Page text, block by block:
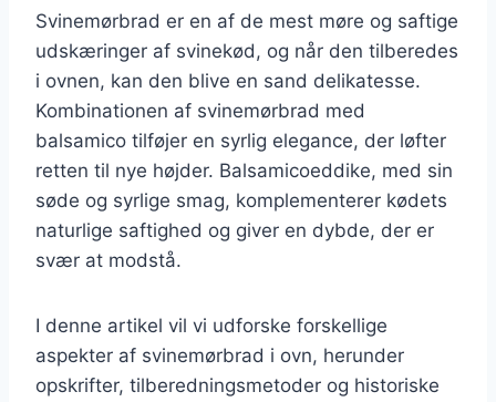
Svinemørbrad er en af de mest møre og saftige
udskæringer af svinekød, og når den tilberedes
i ovnen, kan den blive en sand delikatesse.
Kombinationen af svinemørbrad med
balsamico tilføjer en syrlig elegance, der løfter
retten til nye højder. Balsamicoeddike, med sin
søde og syrlige smag, komplementerer kødets
naturlige saftighed og giver en dybde, der er
svær at modstå.
I denne artikel vil vi udforske forskellige
aspekter af svinemørbrad i ovn, herunder
opskrifter, tilberedningsmetoder og historiske